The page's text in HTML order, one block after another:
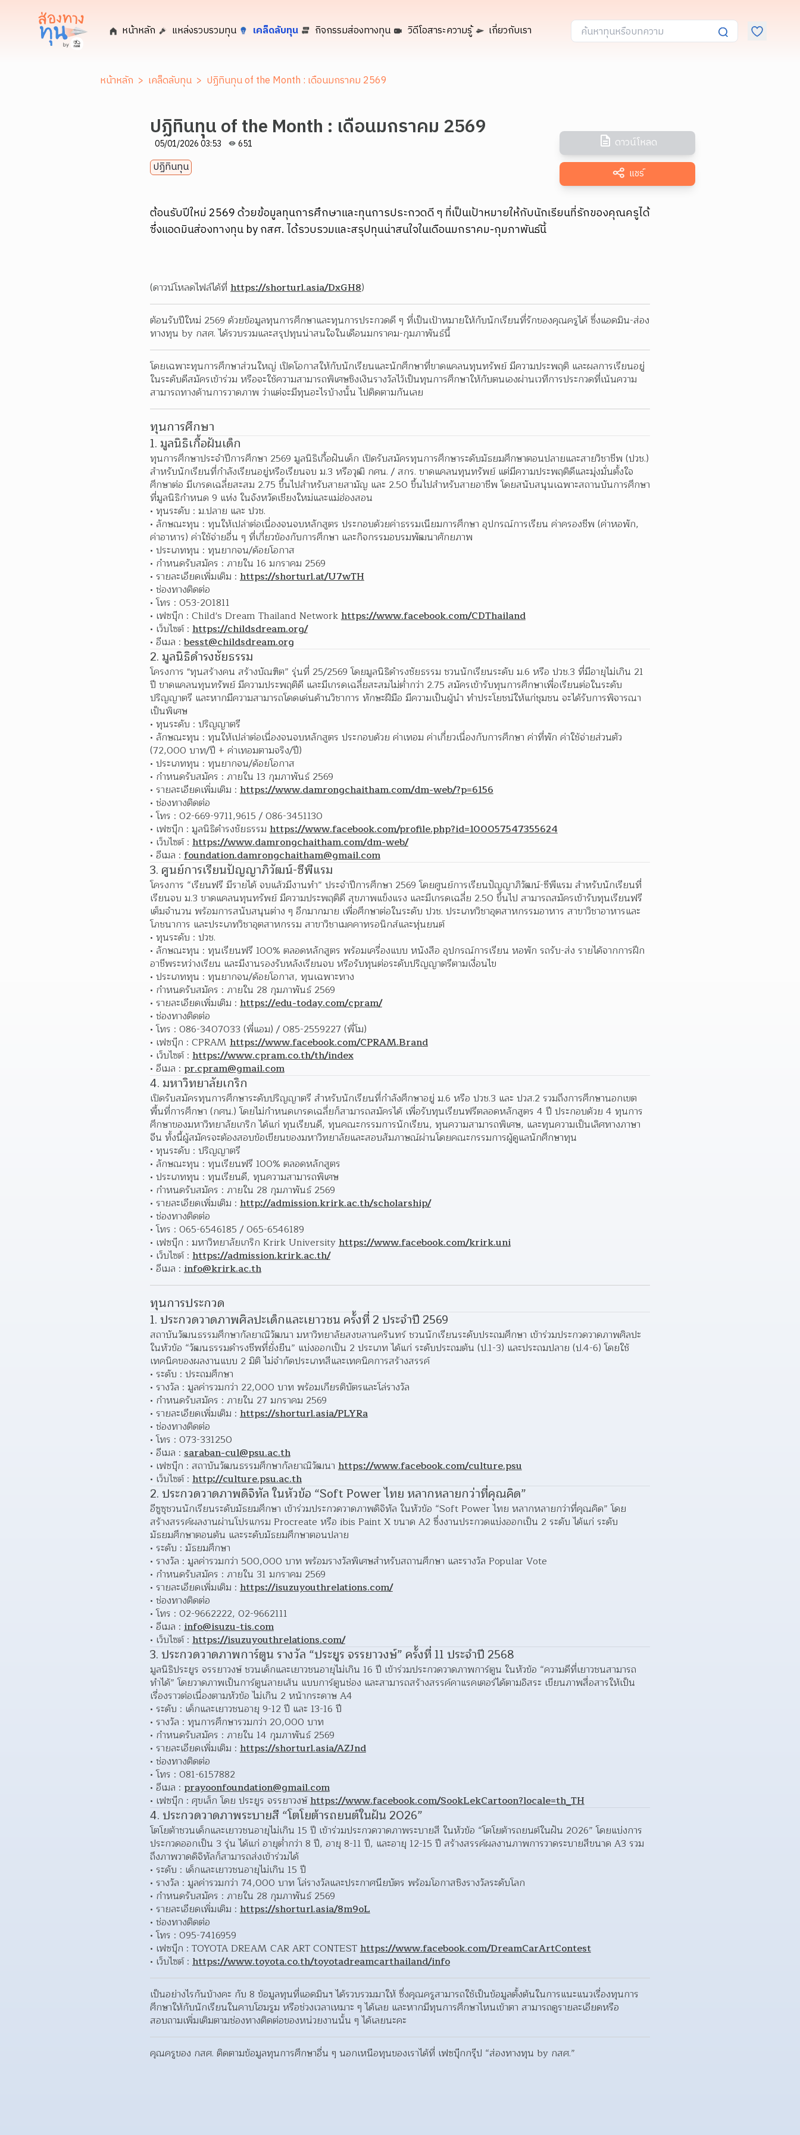
หน้าหลัก แหล่งรวบรวมทุน เคล็ดลับทุน กิจกรรมส่องทางทุน วิดีโอสาระความรู้ เกี่ยวกับเรา
หน้าหลัก > เคล็ดลับทุน > ปฏิทินทุน of the Month : เดือนมกราคม 2569
ปฏิทินทุน of the Month : เดือนมกราคม 2569
05/01/2026 03:53 651
ปฏิทินทุน
ดาวน์โหลด
แชร์
ต้อนรับปีใหม่ 2569 ด้วยข้อมูลทุนการศึกษาและทุนการประกวดดี ๆ ที่เป็นเป้าหมายให้กับนักเรียนที่รักของคุณครูได้
ซึ่งแอดมินส่องทางทุน by กสศ. ได้รวบรวมและสรุปทุนน่าสนใจในเดือนมกราคม-กุมภาพันธ์นี้
(ดาวน์โหลดไฟล์ได้ที่ https://shorturl.asia/DxGH8)
ต้อนรับปีใหม่ 2569 ด้วยข้อมูลทุนการศึกษาและทุนการประกวดดี ๆ ที่เป็นเป้าหมายให้กับนักเรียนที่รักของคุณครูได้ ซึ่งแอดมิน-ส่อง
ทางทุน by กสศ. ได้รวบรวมและสรุปทุนน่าสนใจในเดือนมกราคม-กุมภาพันธ์นี้
โดยเฉพาะทุนการศึกษาส่วนใหญ่ เปิดโอกาสให้กับนักเรียนและนักศึกษาที่ขาดแคลนทุนทรัพย์ มีความประพฤติ และผลการเรียนอยู่
ในระดับดีสมัครเข้าร่วม หรือจะใช้ความสามารถพิเศษชิงเงินรางวัลไว้เป็นทุนการศึกษาให้กับตนเองผ่านเวทีการประกวดที่เน้นความ
สามารถทางด้านการวาดภาพ ว่าแต่จะมีทุนอะไรบ้างนั้น ไปติดตามกันเลย
ทุนการศึกษา
1. มูลนิธิเกื้อฝันเด็ก
ทุนการศึกษาประจำปีการศึกษา 2569 มูลนิธิเกื้อฝันเด็ก เปิดรับสมัครทุนการศึกษาระดับมัธยมศึกษาตอนปลายและสายวิชาชีพ (ปวช.)
สำหรับนักเรียนที่กำลังเรียนอยู่หรือเรียนจบ ม.3 หรือวุฒิ กศน. / สกร. ขาดแคลนทุนทรัพย์ แต่มีความประพฤติดีและมุ่งมั่นตั้งใจ
ศึกษาต่อ มีเกรดเฉลี่ยสะสม 2.75 ขึ้นไปสำหรับสายสามัญ และ 2.50 ขึ้นไปสำหรับสายอาชีพ โดยสนับสนุนเฉพาะสถานบันการศึกษา
ที่มูลนิธิกำหนด 9 แห่ง ในจังหวัดเชียงใหม่และแม่ฮ่องสอน
ทุนระดับ : ม.ปลาย และ ปวช.
ลักษณะทุน : ทุนให้เปล่าต่อเนื่องจนจบหลักสูตร ประกอบด้วยค่าธรรมเนียมการศึกษา อุปกรณ์การเรียน ค่าครองชีพ (ค่าหอพัก,
ค่าอาหาร) ค่าใช้จ่ายอื่น ๆ ที่เกี่ยวข้องกับการศึกษา และกิจกรรมอบรมพัฒนาศักยภาพ
ประเภททุน : ทุนยากจน/ด้อยโอกาส
กำหนดรับสมัคร : ภายใน 16 มกราคม 2569
รายละเอียดเพิ่มเติม : https://shorturl.at/U7wTH
ช่องทางติดต่อ
โทร : 053-201811
เฟซบุ๊ก : Child's Dream Thailand Network https://www.facebook.com/CDThailand
เว็บไซต์ : https://childsdream.org/
อีเมล : besst@childsdream.org
2. มูลนิธิดำรงชัยธรรม
โครงการ "ทุนสร้างคน สร้างบัณฑิต” รุ่นที่ 25/2569 โดยมูลนิธิดำรงชัยธรรม ชวนนักเรียนระดับ ม.6 หรือ ปวช.3 ที่มีอายุไม่เกิน 21
ปี ขาดแคลนทุนทรัพย์ มีความประพฤติดี และมีเกรดเฉลี่ยสะสมไม่ต่ำกว่า 2.75 สมัครเข้ารับทุนการศึกษาเพื่อเรียนต่อในระดับ
ปริญญาตรี และหากมีความสามารถโดดเด่นด้านวิชาการ ทักษะฝีมือ มีความเป็นผู้นำ ทำประโยชน์ให้แก่ชุมชน จะได้รับการพิจารณา
เป็นพิเศษ
ทุนระดับ : ปริญญาตรี
ลักษณะทุน : ทุนให้เปล่าต่อเนื่องจนจบหลักสูตร ประกอบด้วย ค่าเทอม ค่าเกี่ยวเนื่องกับการศึกษา ค่าที่พัก ค่าใช้จ่ายส่วนตัว
(72,000 บาท/ปี + ค่าเทอมตามจริง/ปี)
ประเภททุน : ทุนยากจน/ด้อยโอกาส
กำหนดรับสมัคร : ภายใน 13 กุมภาพันธ์ 2569
รายละเอียดเพิ่มเติม : https://www.damrongchaitham.com/dm-web/?p=6156
ช่องทางติดต่อ
โทร : 02-669-9711,9615 / 086-3451130
เฟซบุ๊ก : มูลนิธิดำรงชัยธรรม https://www.facebook.com/profile.php?id=100057547355624
เว็บไซต์ : https://www.damrongchaitham.com/dm-web/
อีเมล : foundation.damrongchaitham@gmail.com
3. ศูนย์การเรียนปัญญาภิวัฒน์-ซีพีแรม
โครงการ “เรียนฟรี มีรายได้ จบแล้วมีงานทำ” ประจำปีการศึกษา 2569 โดยศูนย์การเรียนปัญญาภิวัฒน์-ซีพีแรม สำหรับนักเรียนที่
เรียนจบ ม.3 ขาดแคลนทุนทรัพย์ มีความประพฤติดี สุขภาพแข็งแรง และมีเกรดเฉลี่ย 2.50 ขึ้นไป สามารถสมัครเข้ารับทุนเรียนฟรี
เต็มจำนวน พร้อมการสนับสนุนต่าง ๆ อีกมากมาย เพื่อศึกษาต่อในระดับ ปวช. ประเภทวิชาอุตสาหกรรมอาหาร สาขาวิชาอาหารและ
โภชนาการ และประเภทวิชาอุตสาหกรรม สาขาวิชาเมคคาทรอนิกส์และหุ่นยนต์
ทุนระดับ : ปวช.
ลักษณะทุน : ทุนเรียนฟรี 100% ตลอดหลักสูตร พร้อมเครื่องแบบ หนังสือ อุปกรณ์การเรียน หอพัก รถรับ-ส่ง รายได้จากการฝึก
อาชีพระหว่างเรียน และมีงานรองรับหลังเรียนจบ หรือรับทุนต่อระดับปริญญาตรีตามเงื่อนไข
ประเภททุน : ทุนยากจน/ด้อยโอกาส, ทุนเฉพาะทาง
กำหนดรับสมัคร : ภายใน 28 กุมภาพันธ์ 2569
รายละเอียดเพิ่มเติม : https://edu-today.com/cpram/
ช่องทางติดต่อ
โทร : 086-3407033 (พี่แอม) / 085-2559227 (พี่โม)
เฟซบุ๊ก : CPRAM https://www.facebook.com/CPRAM.Brand
เว็บไซต์ : https://www.cpram.co.th/th/index
อีเมล : pr.cpram@gmail.com
4. มหาวิทยาลัยเกริก
เปิดรับสมัครทุนการศึกษาระดับปริญญาตรี สำหรับนักเรียนที่กำลังศึกษาอยู่ ม.6 หรือ ปวช.3 และ ปวส.2 รวมถึงการศึกษานอกเขต
พื้นที่การศึกษา (กศน.) โดยไม่กำหนดเกรดเฉลี่ยก็สามารถสมัครได้ เพื่อรับทุนเรียนฟรีตลอดหลักสูตร 4 ปี ประกอบด้วย 4 ทุนการ
ศึกษาของมหาวิทยาลัยเกริก ได้แก่ ทุนเรียนดี, ทุนคณะกรรมการนักเรียน, ทุนความสามารถพิเศษ, และทุนความเป็นเลิศทางภาษา
จีน ทั้งนี้ผู้สมัครจะต้องสอบข้อเขียนของมหาวิทยาลัยและสอบสัมภาษณ์ผ่านโดยคณะกรรมการผู้ดูแลนักศึกษาทุน
ทุนระดับ : ปริญญาตรี
ลักษณะทุน : ทุนเรียนฟรี 100% ตลอดหลักสูตร
ประเภททุน : ทุนเรียนดี, ทุนความสามารถพิเศษ
กำหนดรับสมัคร : ภายใน 28 กุมภาพันธ์ 2569
รายละเอียดเพิ่มเติม : http://admission.krirk.ac.th/scholarship/
ช่องทางติดต่อ
โทร : 065-6546185 / 065-6546189
เฟซบุ๊ก : มหาวิทยาลัยเกริก Krirk University https://www.facebook.com/krirk.uni
เว็บไซต์ : https://admission.krirk.ac.th/
อีเมล : info@krirk.ac.th
ทุนการประกวด
1. ประกวดวาดภาพศิลปะเด็กและเยาวชน ครั้งที่ 2 ประจำปี 2569
สถาบันวัฒนธรรมศึกษากัลยาณิวัฒนา มหาวิทยาลัยสงขลานครินทร์ ชวนนักเรียนระดับประถมศึกษา เข้าร่วมประกวดวาดภาพศิลปะ
ในหัวข้อ “วัฒนธรรมดำรงชีพที่ยั่งยืน” แบ่งออกเป็น 2 ประเภท ได้แก่ ระดับประถมต้น (ป.1-3) และประถมปลาย (ป.4-6) โดยใช้
เทคนิคของผลงานแบบ 2 มิติ ไม่จำกัดประเภทสีและเทคนิคการสร้างสรรค์
ระดับ : ประถมศึกษา
รางวัล : มูลค่ารวมกว่า 22,000 บาท พร้อมเกียรติบัตรและโล่รางวัล
กำหนดรับสมัคร : ภายใน 27 มกราคม 2569
รายละเอียดเพิ่มเติม : https://shorturl.asia/PLYRa
ช่องทางติดต่อ
โทร : 073-331250
อีเมล : saraban-cul@psu.ac.th
เฟซบุ๊ก : สถาบันวัฒนธรรมศึกษากัลยาณิวัฒนา https://www.facebook.com/culture.psu
เว็บไซต์ : http://culture.psu.ac.th
2. ประกวดวาดภาพดิจิทัล ในหัวข้อ “Soft Power ไทย หลากหลายกว่าที่คุณคิด”
อีซูซุชวนนักเรียนระดับมัธยมศึกษา เข้าร่วมประกวดวาดภาพดิจิทัล ในหัวข้อ “Soft Power ไทย หลากหลายกว่าที่คุณคิด” โดย
สร้างสรรค์ผลงานผ่านโปรแกรม Procreate หรือ ibis Paint X ขนาด A2 ซึ่งงานประกวดแบ่งออกเป็น 2 ระดับ ได้แก่ ระดับ
มัธยมศึกษาตอนต้น และระดับมัธยมศึกษาตอนปลาย
ระดับ : มัธยมศึกษา
รางวัล : มูลค่ารวมกว่า 500,000 บาท พร้อมรางวัลพิเศษสำหรับสถานศึกษา และรางวัล Popular Vote
กำหนดรับสมัคร : ภายใน 31 มกราคม 2569
รายละเอียดเพิ่มเติม : https://isuzuyouthrelations.com/
ช่องทางติดต่อ
โทร : 02-9662222, 02-9662111
อีเมล : info@isuzu-tis.com
เว็บไซต์ : https://isuzuyouthrelations.com/
3. ประกวดวาดภาพการ์ตูน รางวัล “ประยูร จรรยาวงษ์” ครั้งที่ 11 ประจำปี 2568
มูลนิธิประยูร จรรยาวงษ์ ชวนเด็กและเยาวชนอายุไม่เกิน 16 ปี เข้าร่วมประกวดวาดภาพการ์ตูน ในหัวข้อ “ความดีที่เยาวชนสามารถ
ทำได้” โดยวาดภาพเป็นการ์ตูนลายเส้น แบบการ์ตูนช่อง และสามารถสร้างสรรค์คาแรคเตอร์ได้ตามอิสระ เขียนภาพสื่อสารให้เป็น
เรื่องราวต่อเนื่องตามหัวข้อ ไม่เกิน 2 หน้ากระดาษ A4
ระดับ : เด็กและเยาวชนอายุ 9-12 ปี และ 13-16 ปี
รางวัล : ทุนการศึกษารวมกว่า 20,000 บาท
กำหนดรับสมัคร : ภายใน 14 กุมภาพันธ์ 2569
รายละเอียดเพิ่มเติม : https://shorturl.asia/AZJnd
ช่องทางติดต่อ
โทร : 081-6157882
อีเมล : prayoonfoundation@gmail.com
เฟซบุ๊ก : ศุขเล็ก โดย ประยูร จรรยาวงษ์ https://www.facebook.com/SookLekCartoon?locale=th_TH
4. ประกวดวาดภาพระบายสี “โตโยต้ารถยนต์ในฝัน 2026”
โตโยต้าชวนเด็กและเยาวชนอายุไม่เกิน 15 ปี เข้าร่วมประกวดวาดภาพระบายสี ในหัวข้อ “โตโยต้ารถยนต์ในฝัน 2026” โดยแบ่งการ
ประกวดออกเป็น 3 รุ่น ได้แก่ อายุต่ำกว่า 8 ปี, อายุ 8-11 ปี, และอายุ 12-15 ปี สร้างสรรค์ผลงานภาพการวาดระบายสีขนาด A3 รวม
ถึงภาพวาดดิจิทัลก็สามารถส่งเข้าร่วมได้
ระดับ : เด็กและเยาวชนอายุไม่เกิน 15 ปี
รางวัล : มูลค่ารวมกว่า 74,000 บาท โล่รางวัลและประกาศนียบัตร พร้อมโอกาสชิงรางวัลระดับโลก
กำหนดรับสมัคร : ภายใน 28 กุมภาพันธ์ 2569
รายละเอียดเพิ่มเติม : https://shorturl.asia/8m9oL
ช่องทางติดต่อ
โทร : 095-7416959
เฟซบุ๊ก : TOYOTA DREAM CAR ART CONTEST https://www.facebook.com/DreamCarArtContest
เว็บไซต์ : https://www.toyota.co.th/toyotadreamcarthailand/info
เป็นอย่างไรกันบ้างคะ กับ 8 ข้อมูลทุนที่แอดมินฯ ได้รวบรวมมาให้ ซึ่งคุณครูสามารถใช้เป็นข้อมูลตั้งต้นในการแนะแนวเรื่องทุนการ
ศึกษาให้กับนักเรียนในคาบโฮมรูม หรือช่วงเวลาเหมาะ ๆ ได้เลย และหากมีทุนการศึกษาไหนเข้าตา สามารถดูรายละเอียดหรือ
สอบถามเพิ่มเติมตามช่องทางติดต่อของหน่วยงานนั้น ๆ ได้เลยนะคะ
คุณครูของ กสศ. ติดตามข้อมูลทุนการศึกษาอื่น ๆ นอกเหนือทุนของเราได้ที่ เฟซบุ๊กกรุ๊ป “ส่องทางทุน by กสศ.”